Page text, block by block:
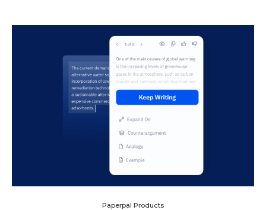
Paperpal Products